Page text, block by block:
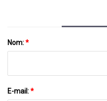
Nom:*
E-mail:*